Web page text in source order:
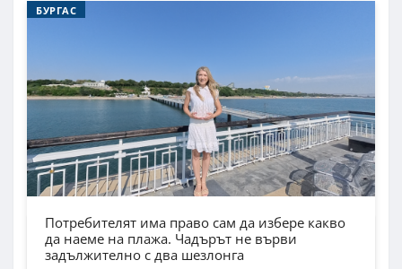
БУРГАС
Потребителят има право сам да избере какво
да наеме на плажа. Чадърът не върви
задължително с два шезлонга